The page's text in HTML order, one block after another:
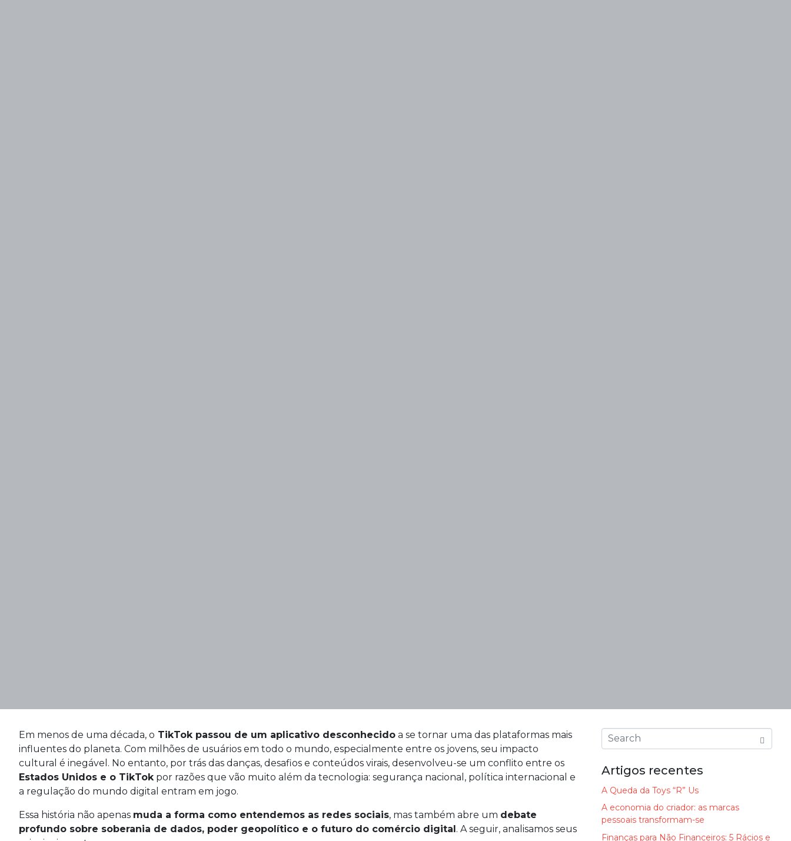
Em menos de uma década, o TikTok passou de um aplicativo desconhecido a se tornar uma das plataformas mais
influentes do planeta. Com milhões de usuários em todo o mundo, especialmente entre os jovens, seu impacto
cultural é inegável. No entanto, por trás das danças, desafios e conteúdos virais, desenvolveu-se um conflito entre os
Estados Unidos e o TikTokpor razões que vão muito além da tecnologia: segurança nacional, política internacional e
a regulação do mundo digital entram em jogo.
Essa história não apenas muda a forma como entendemos as redes sociais, mas também abre um debate
profundo sobre soberania de dados, poder geopolítico e o futuro do comércio digital. A seguir, analisamos seus
Artigos recentes
A Queda da Toys “R” Us
A economia do criador: as marcas
pessoais transformam-se
Finanças para Não Financeiros: 5 Rácios e